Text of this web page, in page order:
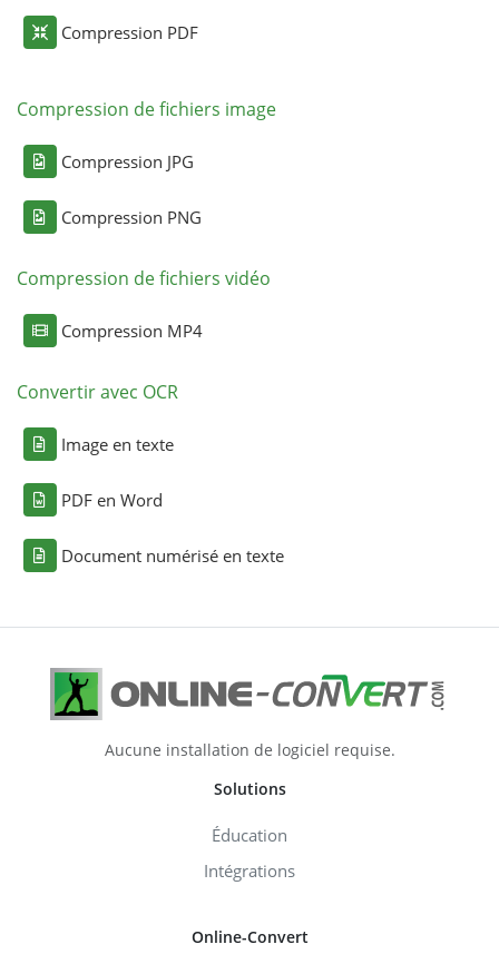
Compression PDF
Compression de fichiers image
Compression JPG
Compression PNG
Compression de fichiers vidéo
Compression MP4
Convertir avec OCR
Image en texte
PDF en Word
Document numérisé en texte
Aucune installation de logiciel requise.
Solutions
Éducation
Intégrations
Online-Convert